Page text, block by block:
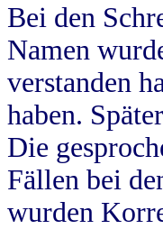
Bei den
Namen
verstanden
haben.
Die
Fällen bei
wurden